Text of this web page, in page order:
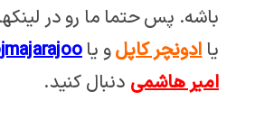
باشه. پس حتما ما رو در
یاادونچر کاپلو یا
امیر هاشمی دنبال کنید.